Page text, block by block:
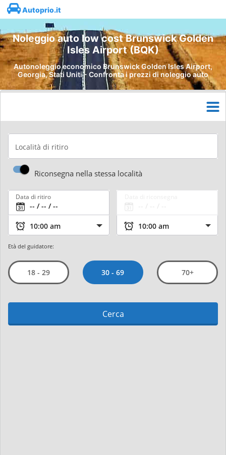
Autoprio.it
Noleggio auto low cost Brunswick Golden
Isles Airport (BQK)
Autonoleggio economico Brunswick Golden Isles Airport,
Georgia, Stati Uniti - Confronta i prezzi di noleggio auto
Località di ritiro
Riconsegna nella stessa località
Data di ritiro
Età del guidatore:
18 - 29 30 - 69 70+
Cerca